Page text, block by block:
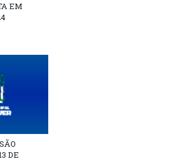
EM
DE